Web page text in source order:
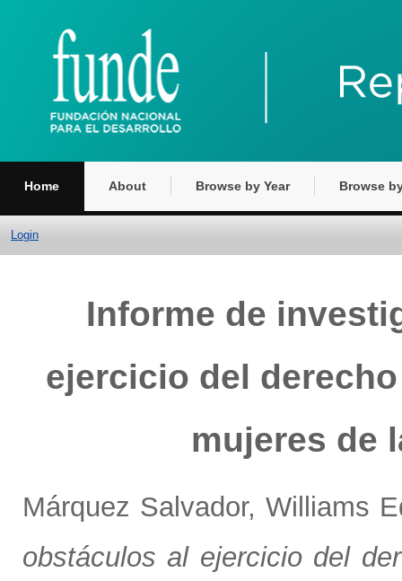
Home About Browse by Year Browse
Login
Informe de
ejercicio del
mujeres de
Márquez Salvador, Williams
obstáculos al ejercicio del